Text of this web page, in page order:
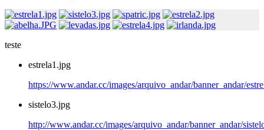
teste
estrela1.jpg
https://www.andar.cc/images/arquivo_andar/banner_andar/
sistelo3.jpg
http://www.andar.cc/images/arquivo_andar/banner_andar/